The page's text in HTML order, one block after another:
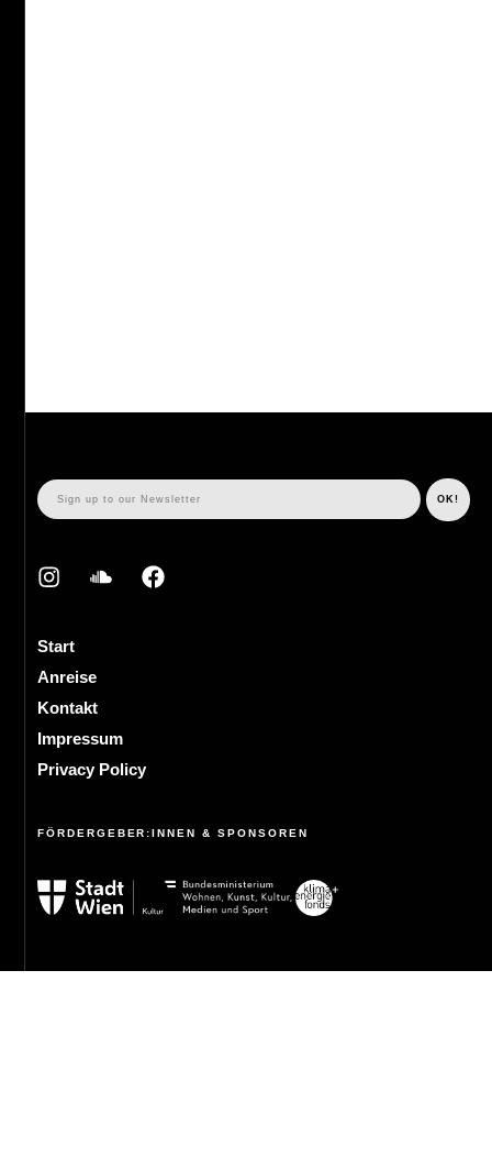
Start
Anreise
Kontakt
Impressum
Privacy Policy
FÖRDERGEBER:INNEN & SPONSOREN